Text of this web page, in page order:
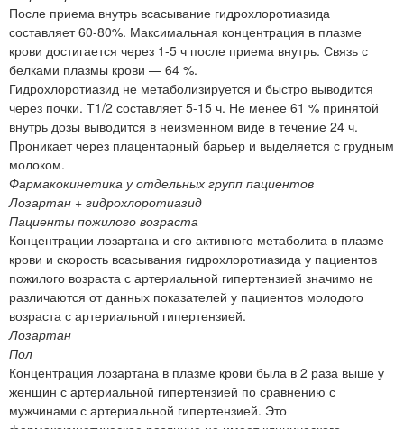
После приема внутрь всасывание гидрохлоротиазида
составляет 60-80%. Максимальная концентрация в плазме
крови достигается через 1-5 ч после приема внутрь. Связь с
белками плазмы крови — 64 %.
Гидрохлоротиазид не метаболизируется и быстро выводится
через почки. Т1/2 составляет 5-15 ч. Не менее 61 % принятой
внутрь дозы выводится в неизменном виде в течение 24 ч.
Проникает через плацентарный барьер и выделяется с грудным
молоком.
Фармакокинетика у отдельных групп пациентов
Лозартан + гидрохлоротиазид
Пациенты пожилого возраста
Концентрации лозартана и его активного метаболита в плазме
крови и скорость всасывания гидрохлоротиазида у пациентов
пожилого возраста с артериальной гипертензией значимо не
различаются от данных показателей у пациентов молодого
возраста с артериальной гипертензией.
Лозартан
Пол
Концентрация лозартана в плазме крови была в 2 раза выше у
женщин с артериальной гипертензией по сравнению с
мужчинами с артериальной гипертензией. Это